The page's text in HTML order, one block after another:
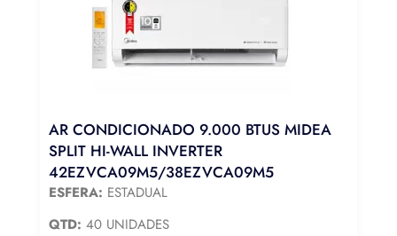
AR CONDICIONADO 9.000 BTUS MIDEA
SPLIT HI-WALL INVERTER
42EZVCA09M5/38EZVCA09M5
ESFERA: ESTADUAL
QTD: 40 UNIDADES